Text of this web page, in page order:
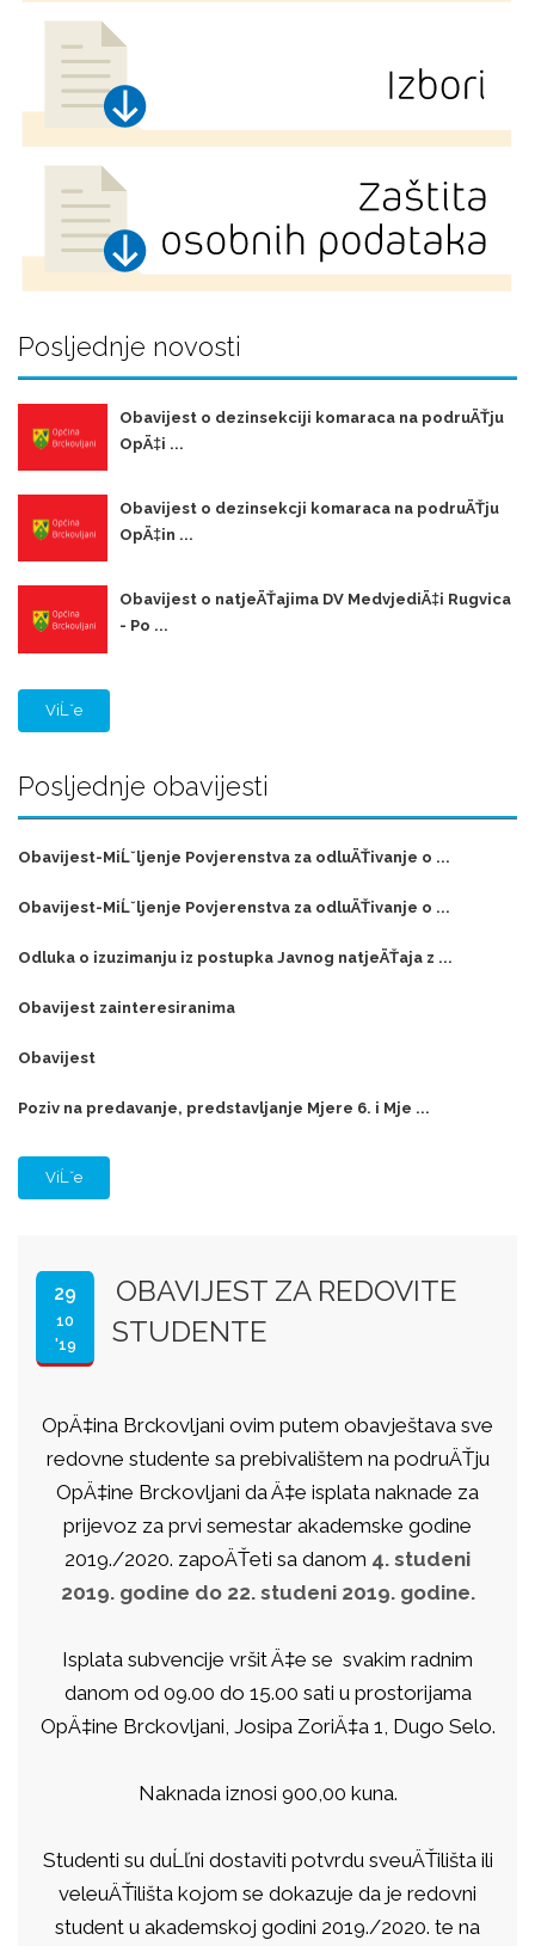
Posljednje novosti
Obavijest o dezinsekciji komaraca na podruÄŤju
OpÄ‡i ...
Obavijest o dezinsekcji komaraca na podruÄŤju
OpÄ‡in ...
Obavijest o natjeÄŤajima DV MedvjediÄ‡i Rugvica
- Po ...
ViĹˇe
Posljednje obavijesti
Obavijest-MiĹˇljenje Povjerenstva za odluÄŤivanje o ...
Obavijest-MiĹˇljenje Povjerenstva za odluÄŤivanje o ...
Odluka o izuzimanju iz postupka Javnog natjeÄŤaja z ...
Obavijest zainteresiranima
Obavijest
Poziv na predavanje, predstavljanje Mjere 6. i Mje ...
ViĹˇe
29
10
'19
OBAVIJEST ZA REDOVITE
STUDENTE
OpÄ‡ina Brckovljani ovim putem obavještava sve
redovne studente sa prebivalištem na podruÄŤju
OpÄ‡ine Brckovljani da Ä‡e isplata naknade za
prijevoz za prvi semestar akademske godine
2019./2020. zapoÄŤeti sa danom 4. studeni
2019. godine do 22. studeni 2019. godine.
Isplata subvencije vršit Ä‡e se svakim radnim
danom od 09.00 do 15.00 sati u prostorijama
OpÄ‡ine Brckovljani, Josipa ZoriÄ‡a 1, Dugo Selo.
Naknada iznosi 900,00 kuna.
Studenti su duĹľni dostaviti potvrdu sveuÄŤilišta ili
veleuÄŤilišta kojom se dokazuje da je redovni
student u akademskoj godini 2019./2020. te na